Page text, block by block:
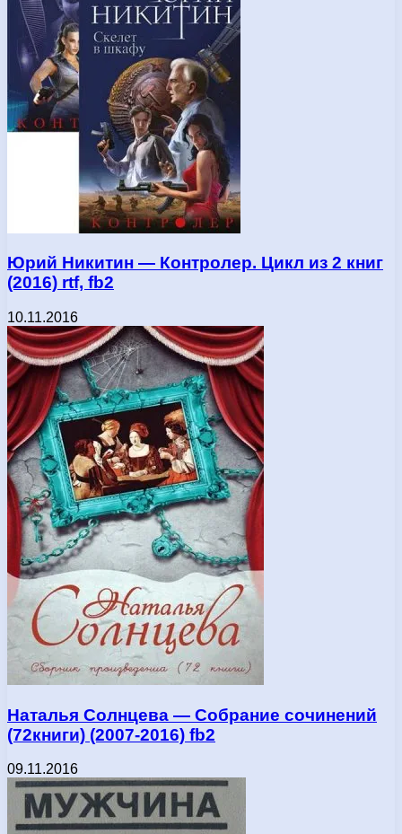
Юрий Никитин — Контролер. Цикл из 2 книг
(2016) rtf, fb2
10.11.2016
Наталья Солнцева — Собрание сочинений
(72книги) (2007-2016) fb2
09.11.2016